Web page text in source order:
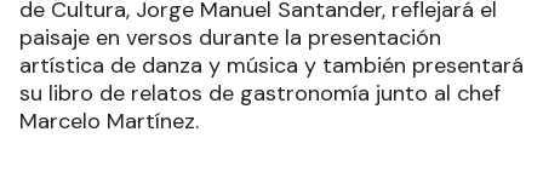
de Cultura, Jorge Manuel Santander, reflejará el
paisaje en versos durante la presentación
artística de danza y música y también presentará
su libro de relatos de gastronomía junto al chef
Marcelo Martínez.